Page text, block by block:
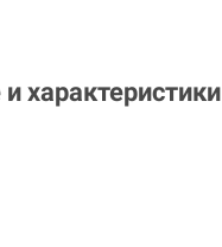
характеристики